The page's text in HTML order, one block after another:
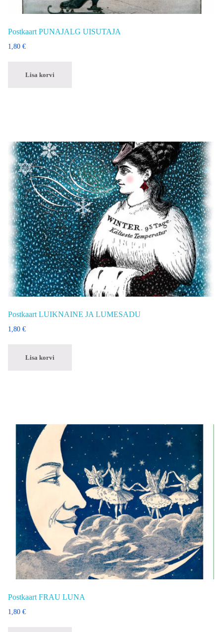
Postkaart PUNAJALG UISUTAJA
1,80 €
Lisa korvi
Postkaart LUIKNAINE JA LUMESADU
1,80 €
Lisa korvi
Postkaart FRAU LUNA
1,80 €